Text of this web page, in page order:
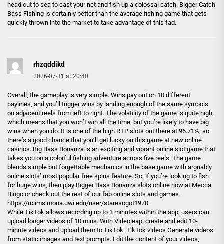
head out to sea to cast your net and fish up a colossal catch. Bigger Catch
Bass Fishing is certainly better than the average fishing game that gets
quickly thrown into the market to take advantage of this fad.
rhzqddikd
2026-07-31 at 20:40
Overall, the gameplay is very simple. Wins pay out on 10 different
paylines, and you’ll trigger wins by landing enough of the same symbols
on adjacent reels from left to right. The volatility of the game is quite high,
which means that you won’t win all the time, but you’re likely to have big
wins when you do. It is one of the high RTP slots out there at 96.71%, so
there’s a good chance that you’ll get lucky on this game at new online
casinos. Big Bass Bonanza is an exciting and vibrant online slot game that
takes you on a colorful fishing adventure across five reels. The game
blends simple but forgettable mechanics in the base game with arguably
online slots’ most popular free spins feature. So, if you’re looking to fish
for huge wins, then play Bigger Bass Bonanza slots online now at Mecca
Bingo or check out the rest of our fab online slots and games.
https://rciims.mona.uwi.edu/user/staresogot1970
While TikTok allows recording up to 3 minutes within the app, users can
upload longer videos of 10 mins. With Videoleap, create and edit 10-
minute videos and upload them to TikTok. TikTok videos Generate videos
from static images and text prompts. Edit the content of your videos,